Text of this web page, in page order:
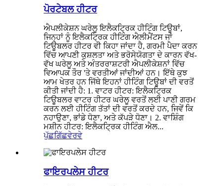
ਪੋਰਟੇਬਲ ਹੀਟਰ
ਐਪਲੀਕੇਸ਼ਨ ਘਰੇਲੂ ਇਲੈਕਟ੍ਰਿਕ ਹੀਟਿੰਗ ਟਿਊਬਾਂ,
ਜਿਨ੍ਹਾਂ ਨੂੰ ਇਲੈਕਟ੍ਰਿਕ ਹੀਟਿੰਗ ਐਲੀਮੈਂਟਸ ਜਾਂ
ਟਿਊਬਲਰ ਹੀਟਰ ਵੀ ਕਿਹਾ ਜਾਂਦਾ ਹੈ, ਗਰਮੀ ਪੈਦਾ ਕਰਨ
ਵਿੱਚ ਆਪਣੀ ਕੁਸ਼ਲਤਾ ਅਤੇ ਭਰੋਸੇਯੋਗਤਾ ਦੇ ਕਾਰਨ ਵੱਖ-
ਵੱਖ ਘਰੇਲੂ ਅਤੇ ਅੰਤਰਰਾਸ਼ਟਰੀ ਐਪਲੀਕੇਸ਼ਨਾਂ ਵਿੱਚ
ਵਿਆਪਕ ਤੌਰ 'ਤੇ ਵਰਤੀਆਂ ਜਾਂਦੀਆਂ ਹਨ। ਇੱਥੇ ਕੁਝ
ਆਮ ਖੇਤਰ ਹਨ ਜਿੱਥੇ ਇਹਨਾਂ ਹੀਟਿੰਗ ਟਿਊਬਾਂ ਦੀ ਵਰਤੋਂ
ਕੀਤੀ ਜਾਂਦੀ ਹੈ: 1. ਵਾਟਰ ਹੀਟਰ: ਇਲੈਕਟ੍ਰਿਕ
ਟਿਊਬਲਰ ਵਾਟਰ ਹੀਟਰ ਘਰੇਲੂ ਵਰਤੋਂ ਲਈ ਪਾਣੀ ਗਰਮ
ਕਰਨ ਲਈ ਹੀਟਿੰਗ ਤੱਤਾਂ ਦੀ ਵਰਤੋਂ ਕਰਦੇ ਹਨ, ਜਿਵੇਂ ਕਿ
ਨਹਾਉਣਾ, ਭਾਂਡੇ ਧੋਣਾ, ਅਤੇ ਕੱਪੜੇ ਧੋਣਾ। 2. ਵਾਸ਼ਿੰਗ
ਮਸ਼ੀਨ ਹੀਟਰ: ਇਲੈਕਟ੍ਰਿਕ ਹੀਟਿੰਗ ਐਲ...
ਪੁੱਛਗਿੱਛਵੇਰਵੇ
ਫਾਇਰਪਲੇਸ ਹੀਟਰ